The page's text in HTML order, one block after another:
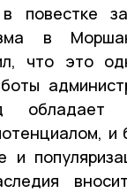
повестке
в
что это
обладает
и
и